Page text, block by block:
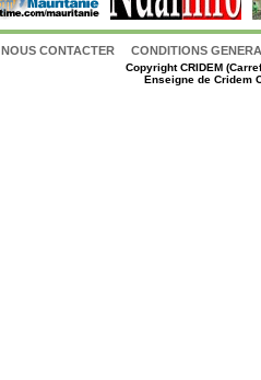
NOUS CONTACTER CONDITIONS
CopyrightCRIDEM
Enseigne de Cridem